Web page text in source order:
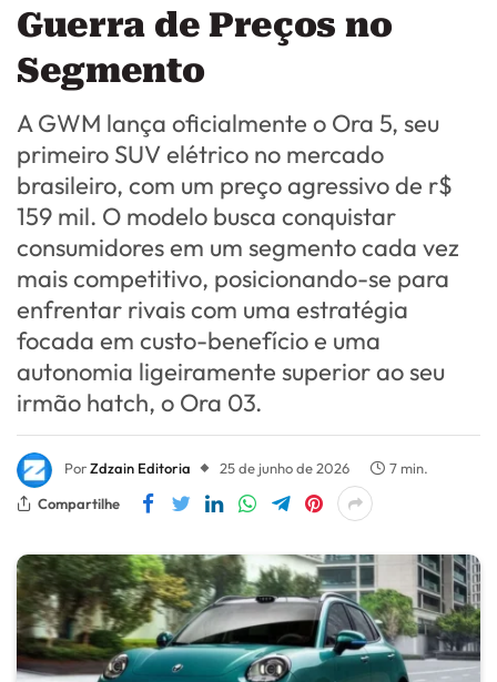
Guerra de Preços no
Segmento
A GWM lança oficialmente o Ora 5, seu
primeiro SUV elétrico no mercado
brasileiro, com um preço agressivo de r$
159 mil. O modelo busca conquistar
consumidores em um segmento cada vez
mais competitivo, posicionando-se para
enfrentar rivais com uma estratégia
focada em custo-benefício e uma
autonomia ligeiramente superior ao seu
irmão hatch, o Ora 03.
PorZdzain Editoria 25 de junho de 2026
7 min.
Compartilhe